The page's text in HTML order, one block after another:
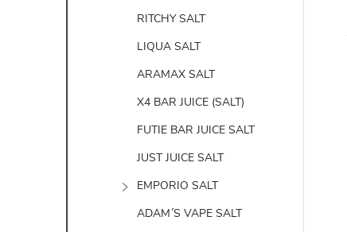
RITCHY SALT
LIQUA SALT
ARAMAX SALT
X4 BAR JUICE (SALT)
FUTIE BAR JUICE SALT
JUST JUICE SALT
EMPORIO SALT
ADAM´S VAPE SALT